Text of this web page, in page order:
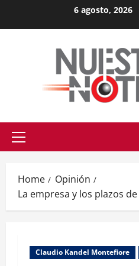
6 agosto, 2026
Primary
Home
Opinión
La empresa y los plazos
Claudio Kandel Montefiore